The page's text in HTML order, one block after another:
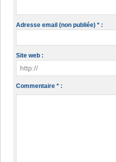
Adresse email (non publiée) * :
Site web :
Commentaire * :